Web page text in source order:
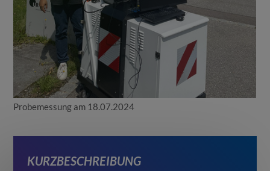
Probemessung am 18.07.2024
KURZBESCHREIBUNG